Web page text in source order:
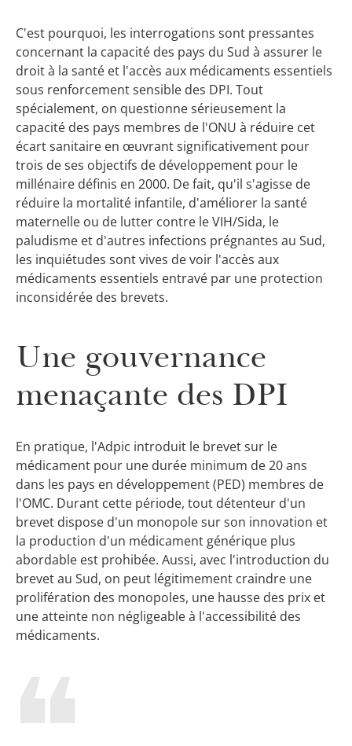
C'est pourquoi, les interrogations sont pressantes
concernant la capacité des pays du Sud à assurer le
droit à la santé et l'accès aux médicaments essentiels
sous renforcement sensible des DPI. Tout
spécialement, on questionne sérieusement la
capacité des pays membres de l'ONU à réduire cet
écart sanitaire en œuvrant significativement pour
trois de ses objectifs de développement pour le
millénaire définis en 2000. De fait, qu'il s'agisse de
réduire la mortalité infantile, d'améliorer la santé
maternelle ou de lutter contre le VIH/Sida, le
paludisme et d'autres infections prégnantes au Sud,
les inquiétudes sont vives de voir l'accès aux
médicaments essentiels entravé par une protection
inconsidérée des brevets.
Une gouvernance
menaçante des DPI
En pratique, l'Adpic introduit le brevet sur le
médicament pour une durée minimum de 20 ans
dans les pays en développement (PED) membres de
l'OMC. Durant cette période, tout détenteur d'un
brevet dispose d'un monopole sur son innovation et
la production d'un médicament générique plus
abordable est prohibée. Aussi, avec l'introduction du
brevet au Sud, on peut légitimement craindre une
prolifération des monopoles, une hausse des prix et
une atteinte non négligeable à l'accessibilité des
médicaments.